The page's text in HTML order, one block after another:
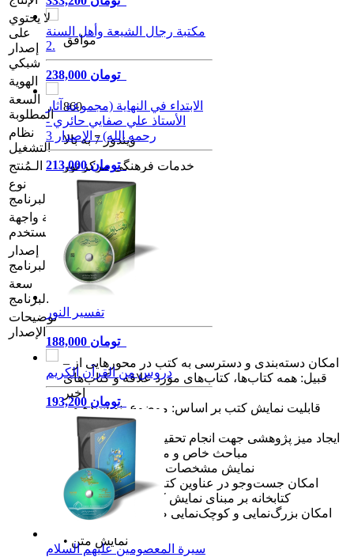
مكتبة رجال الشيعة وأهل السنة
2.
238,000 تومان
الابتداء في النهاية (مجموعة آثار
الأستاذ علي صفايي حائري -
رحمه الله) - الإصدار 3
213,000 تومان
تفسیر النور
188,000 تومان
دروس من القرآن الكريم
193,200 تومان
سيرة المعصومين عليهم السلام
لا يحتوي
على
إصدار
شبكي
موافق
الهوية
السعة
المطلوبة
860
نظام
التشغیل
ویندوز 7 به بالا
الـمُنتج
خدمات فرهنگی مرکز نور
نوع
البرنامج
معجم لفظی
لغة واجهة
المستخدم
إصدار
البرنامج
1.00
سعة
البرنامج
0.57 غيغابايت
توضيحات
الإصدار
– امکان دسته‌بندی و دسترسی به کتب در محورهایی از
قبیل: همه کتاب‌ها، کتاب‌های مورد علاقه و کتاب‌های
– قابلیت نمایش کتب بر اساس: موضوع، نویسنده و
زبان
– نمایش مشخصات نشر کتاب انتخابی
– امکان جست‌وجو در عناوین کتب برنامه – تنظیم
– امکان بزرگ‌نمایی و کوچک‌نمایی صفحه نمایش کتب
• نمایش متن